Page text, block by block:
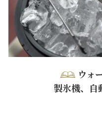
ウォ
製氷機、自